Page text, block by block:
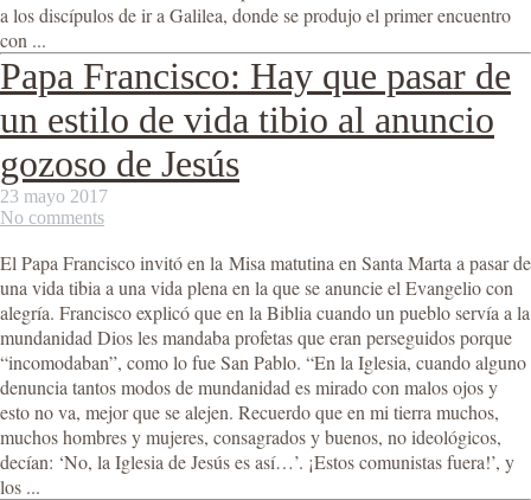
a los discípulos de ir a Galilea, donde se produjo el primer encuentro
con ...
Papa Francisco: Hay que pasar de
un estilo de vida tibio al anuncio
gozoso de Jesús
23 mayo 2017
No comments
El Papa Francisco invitó en la Misa matutina en Santa Marta a pasar de
una vida tibia a una vida plena en la que se anuncie el Evangelio con
alegría. Francisco explicó que en la Biblia cuando un pueblo servía a la
mundanidad Dios les mandaba profetas que eran perseguidos porque
“incomodaban”, como lo fue San Pablo. “En la Iglesia, cuando alguno
denuncia tantos modos de mundanidad es mirado con malos ojos y
esto no va, mejor que se alejen. Recuerdo que en mi tierra muchos,
muchos hombres y mujeres, consagrados y buenos, no ideológicos,
decían: ‘No, la Iglesia de Jesús es así…’. ¡Estos comunistas fuera!’, y
los ...